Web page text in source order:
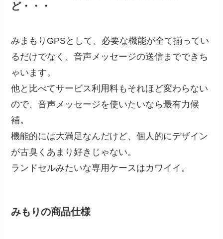
ど・・・
みまもりGPSとして、必要な機能が全て揃ってい
るだけでなく、音声メッセージの送信までできち
ゃいます。
他と比べてサービス利用料もそれほど変わらない
ので、音声メッセージを使いたいなら最有力候
補。
機能的には大満足なんだけど、個人的にデザイン
が古臭くあまり好きじゃない。
ランドセルみたいな専用ケースはカワイイ。
みもりの商品仕様